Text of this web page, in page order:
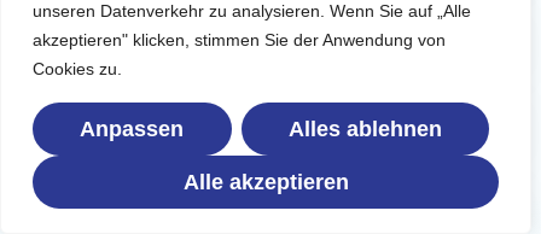
unseren Datenverkehr zu analysieren. Wenn Sie auf „Alle
akzeptieren" klicken, stimmen Sie der Anwendung von
Cookies zu.
Anpassen Alles ablehnen
Alle akzeptieren
Kann der Service bei mir zu Hause erfolgen?
Welche Produkte und Verfahren werden verwendet?
Wie schnell bekomme ich einen Termin?